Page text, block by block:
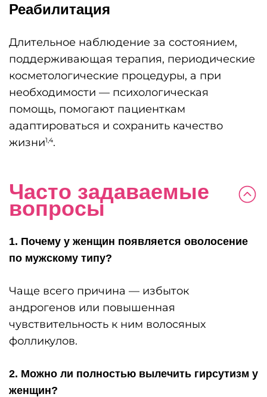
Реабилитация
Длительное наблюдение за состоянием,
поддерживающая терапия, периодические
косметологические процедуры, а при
необходимости — психологическая
помощь, помогают пациенткам
адаптироваться и сохранить качество
жизни1,4.
Часто задаваемые
вопросы
1. Почему у женщин появляется оволосение
по мужскому типу?
Чаще всего причина — избыток
андрогенов или повышенная
чувствительность к ним волосяных
фолликулов.
2. Можно ли полностью вылечить гирсутизм у
женщин?